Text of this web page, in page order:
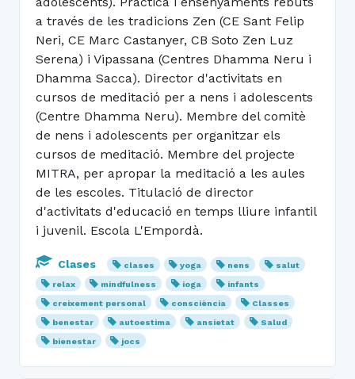
a través de les tradicions Zen (CE Sant Felip
Neri, CE Marc Castanyer, CB Soto Zen Luz
Serena) i Vipassana (Centres Dhamma Neru i
Dhamma Sacca). Director d'activitats en
cursos de meditació per a nens i adolescents
(Centre Dhamma Neru). Membre del comitè
de nens i adolescents per organitzar els
cursos de meditació. Membre del projecte
MITRA, per apropar la meditació a les aules
de les escoles. Titulació de director
d'activitats d'educació en temps lliure infantil
i juvenil. Escola L'Empordà.
Clases clases yoga nens
salut
relax
mindfulness ioga
infants
creixement personal
consciència
Classes
benestar
autoestima ansietat
Salud
bienestar
jocs